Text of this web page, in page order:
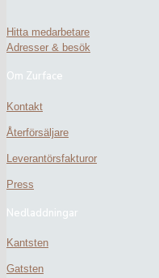
Hitta medarbetare
Adresser & besök
Om Zurface
Kontakt
Återförsäljare
Leverantörsfakturor
Press
Nedladdningar
Kantsten
Gatsten